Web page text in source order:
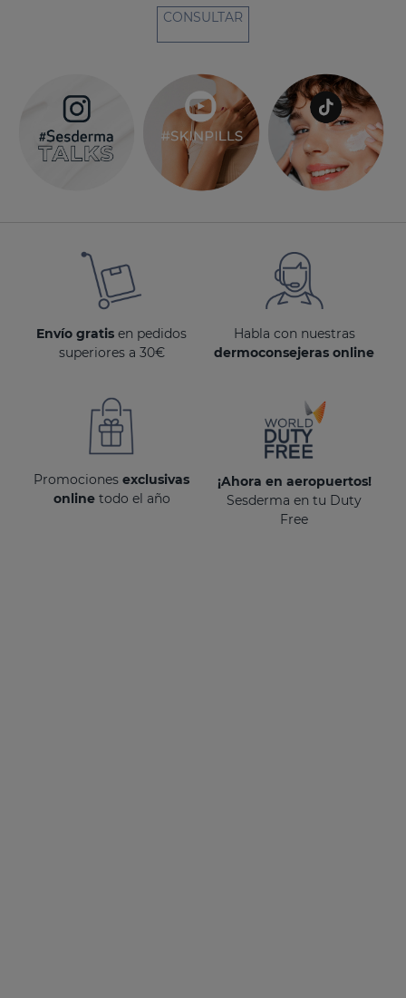
CONSULTAR
Envío gratis en pedidos
superiores a 30€
Habla con nuestras
dermoconsejeras online
Promocionesexclusivas
onlinetodo el año
¡Ahora en aeropuertos!
Sesderma en tu Duty
Free